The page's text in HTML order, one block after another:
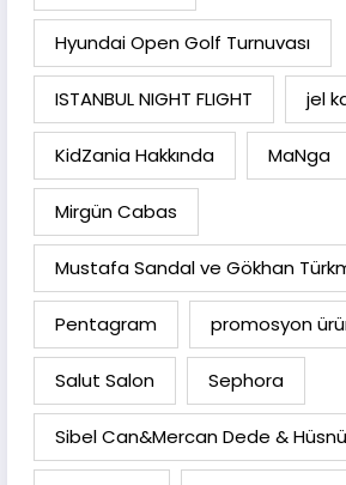
Hyundai Open Golf Turnuvası
ISTANBUL NIGHT FLIGHT jel
KidZania Hakkında MaNga
Mirgün Cabas
Mustafa Sandal ve Gökhan
Pentagram promosyon
Salut Salon Sephora
Sibel Can&Mercan Dede &